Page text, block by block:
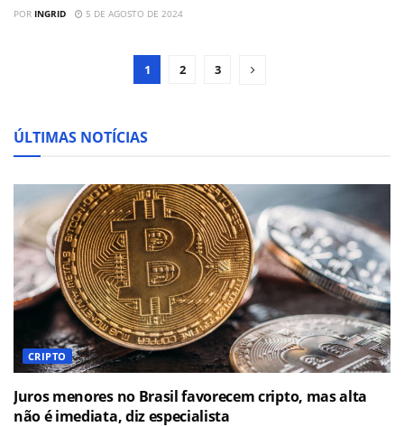
POR INGRID 5 DE AGOSTO DE 2024
1 2 3
ÚLTIMAS NOTÍCIAS
CRIPTO
Juros menores no Brasil favorecem cripto, mas alta
não é imediata, diz especialista